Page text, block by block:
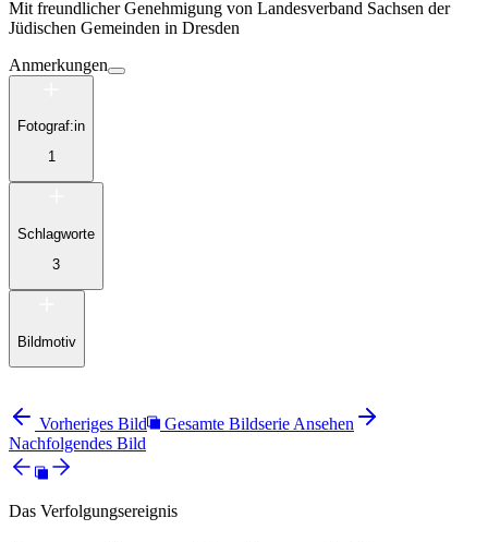
Mit freundlicher Genehmigung von Landesverband Sachsen der
Jüdischen Gemeinden in Dresden
Anmerkungen
Fotograf:in
1
Schlagworte
3
Bildmotiv
Vorheriges Bild
Gesamte Bildserie Ansehen
Nachfolgendes Bild
Das Verfolgungsereignis